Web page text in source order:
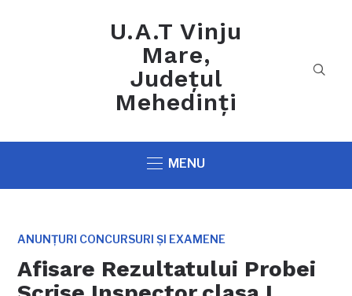
U.A.T Vinju
Mare,
Județul
Mehedinți
MENU
ANUNȚURI CONCURSURI ȘI EXAMENE
Afisare Rezultatului Probei